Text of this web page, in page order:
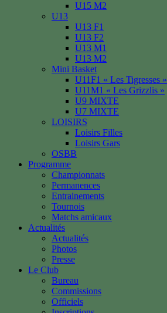
U15 M2
U13
U13 F1
U13 F2
U13 M1
U13 M2
Mini Basket
U11F1 « Les Tigresses »
U11M1 « Les Grizzlis »
U9 MIXTE
U7 MIXTE
LOISIRS
Loisirs Filles
Loisirs Gars
OSBB
Programme
Championnats
Permanences
Entrainements
Tournois
Matchs amicaux
Actualités
Actualités
Photos
Presse
Le Club
Bureau
Commissions
Officiels